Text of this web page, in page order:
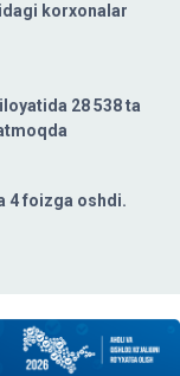
korxonalar
28 538 ta
4 foizga oshdi.